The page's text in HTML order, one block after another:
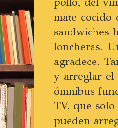
mate cocido
sandwiches
loncheras.
agradece.
y arreglar el
ómnibus
TV, que
pueden